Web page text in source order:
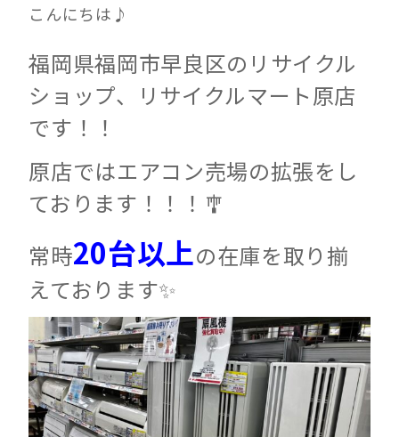
こんにちは♪
福岡県福岡市早良区のリサイクル
ショップ、リサイクルマート原店
です！！
原店ではエアコン売場の拡張をし
ております！！！🎐
常時20台以上の在庫を取り揃
えております✨️